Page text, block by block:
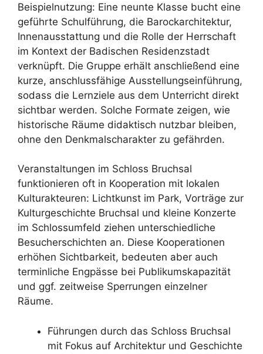
Beispielnutzung: Eine neunte Klasse bucht eine
geführte Schulführung, die Barockarchitektur,
Innenausstattung und die Rolle der Herrschaft
im Kontext der Badischen Residenzstadt
verknüpft. Die Gruppe erhält anschließend eine
kurze, anschlussfähige Ausstellungseinführung,
sodass die Lernziele aus dem Unterricht direkt
sichtbar werden. Solche Formate zeigen, wie
historische Räume didaktisch nutzbar bleiben,
ohne den Denkmalscharakter zu gefährden.
Veranstaltungen im Schloss Bruchsal
funktionieren oft in Kooperation mit lokalen
Kulturakteuren: Lichtkunst im Park, Vorträge zur
Kulturgeschichte Bruchsal und kleine Konzerte
im Schlossumfeld ziehen unterschiedliche
Besucherschichten an. Diese Kooperationen
erhöhen Sichtbarkeit, bedeuten aber auch
terminliche Engpässe bei Publikumskapazität
und ggf. zeitweise Sperrungen einzelner
Räume.
Führungen durch das Schloss Bruchsal
mit Fokus auf Architektur und Geschichte